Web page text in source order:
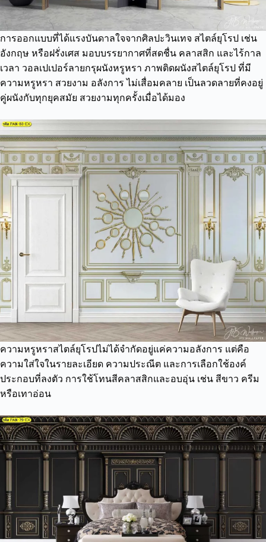
การออกแบบที่ได้แรงบันดาลใจจากศิลปะวินเทจ สไตล์ยุโรป เช่น
อังกฤษ หรือฝรั่งเศส มอบบรรยากาศที่สดชื่น คลาสสิก และไร้กาล
เวลา วอลเปเปอร์ลายกรุผนังหรูหรา ภาพติดผนังสไตล์ยุโรป ที่มี
ความหรูหรา สวยงาม อลังการ ไม่เสื่อมคลาย เป็นลวดลายที่คงอยู่
คู่ผนังกับทุกยุคสมัย สวยงามทุกครั้งเมื่อได้มอง
ความหรูหราสไตล์ยุโรปไม่ได้จำกัดอยู่แค่ความอลังการ แต่คือ
ความใส่ใจในรายละเอียด ความประณีต และการเลือกใช้องค์
ประกอบที่ลงตัว การใช้โทนสีคลาสสิกและอบอุ่น เช่น สีขาว ครีม
หรือเทาอ่อน